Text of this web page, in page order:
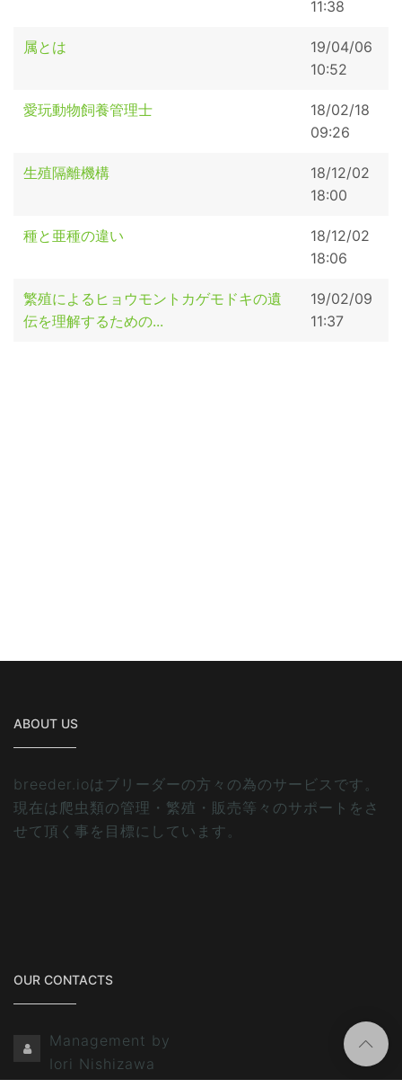
11:38
属とは
19/04/06
10:52
愛玩動物飼養管理士
18/02/18
09:26
生殖隔離機構
18/12/02
18:00
種と亜種の違い
18/12/02
18:06
繁殖によるヒョウモントカゲモドキの遺
伝を理解するための...
19/02/09
11:37
ABOUT US
breeder.ioはブリーダーの方々の為のサービスです。
現在は爬虫類の管理・繁殖・販売等々のサポートをさ
せて頂く事を目標にしています。
OUR CONTACTS
Management by
Iori Nishizawa